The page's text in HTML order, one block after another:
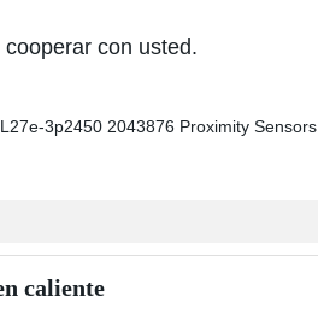
con usted.
caliente